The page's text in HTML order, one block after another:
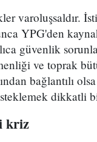
varoluşsaldır.
YPG'den
güvenlik
ve toprak
bağlantılı
dikkatli
kriz